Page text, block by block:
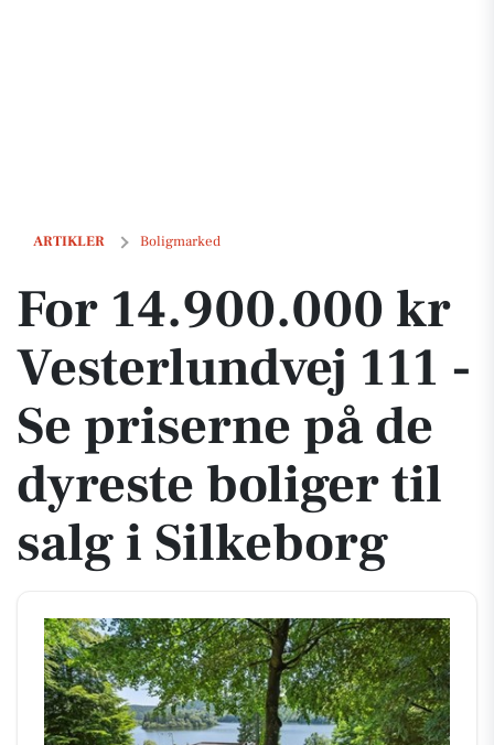
ARTIKLER Boligmarked
For 14.900.000 kr Vesterlundvej 111 - Se priserne på de dyreste
For 14.900.000 kr
Vesterlundvej 111 -
Se priserne på de
dyreste boliger til
salg i Silkeborg